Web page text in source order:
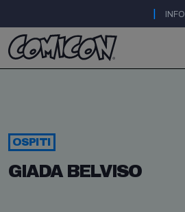
INFO
OSPITI
GIADA BELVISO